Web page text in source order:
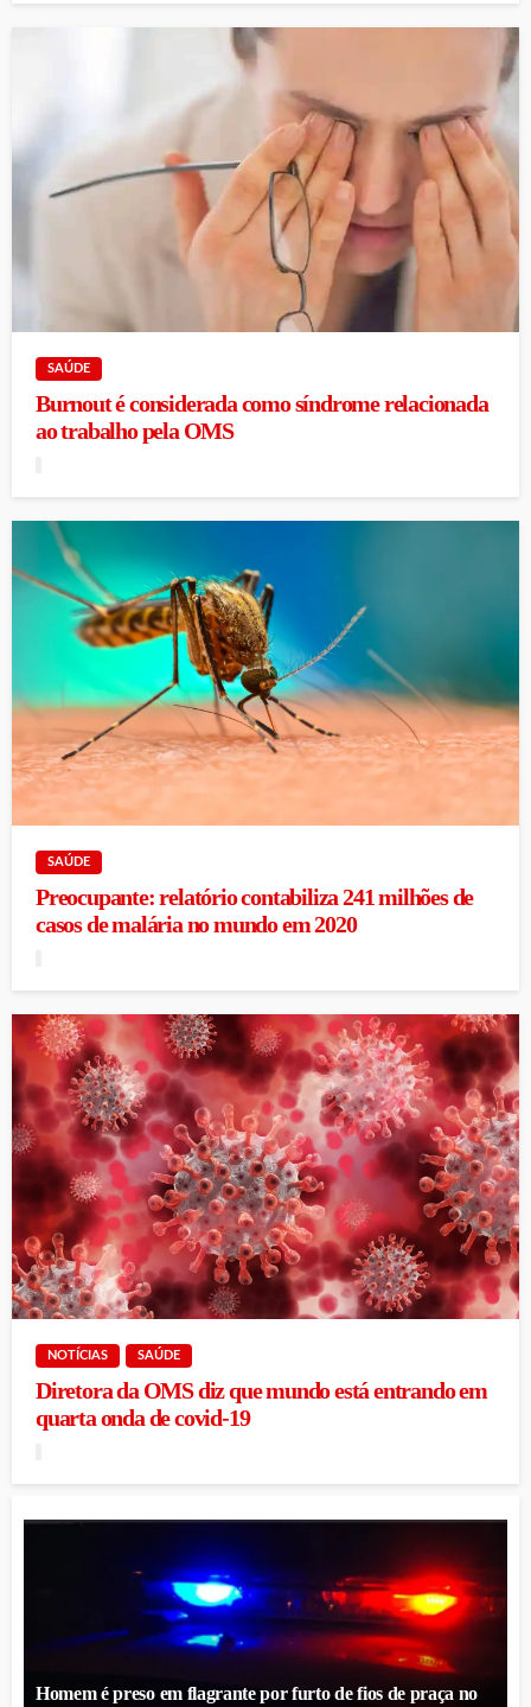
SAÚDE
Burnout é considerada como síndrome relacionada
ao trabalho pela OMS
SAÚDE
Preocupante: relatório contabiliza 241 milhões de
casos de malária no mundo em 2020
NOTÍCIAS SAÚDE
Diretora da OMS diz que mundo está entrando em
quarta onda de covid-19
Homem é preso em flagrante por furto de fios de praça no